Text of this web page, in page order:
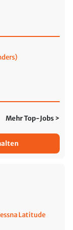
Mehr Top-Jobs >
Latitude